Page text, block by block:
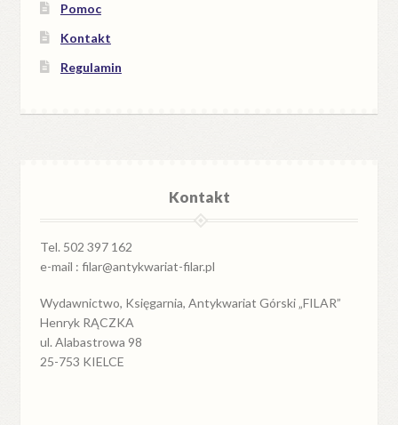
Pomoc
Kontakt
Regulamin
Kontakt
Tel. 502 397 162
e-mail : filar@antykwariat-filar.pl
Wydawnictwo, Księgarnia, Antykwariat Górski „FILAR”
Henryk RĄCZKA
ul. Alabastrowa 98
25-753 KIELCE